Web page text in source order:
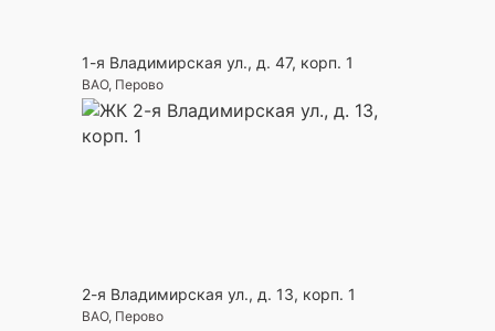
1-я Владимирская ул., д. 47, корп. 1
ВАО, Перово
2-я Владимирская ул., д. 13, корп. 1
ВАО, Перово